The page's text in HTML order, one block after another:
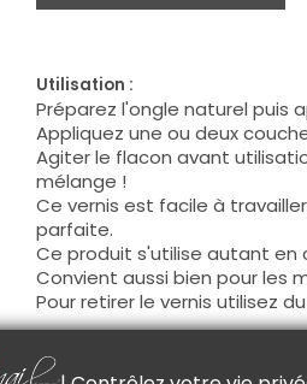
Utilisation :
Préparez l'ongle naturel puis
Appliquez une ou deux
Agiter le flacon avant
mélange !
Ce vernis est facile à
parfaite.
Ce produit s'utilise autant en
Convient aussi bien pour les
Pour retirer le vernis utilisez du
Conseil :